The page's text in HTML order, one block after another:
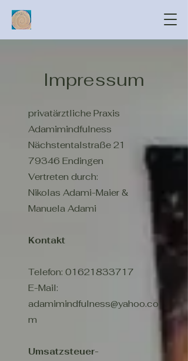
Impressum
privatärztliche Praxis
Adamimindfulness
Nächstentalstraße 21
79346 Endingen
Vertreten durch:
Nikolas Adami-Maier &
Manuela Adami
Kontakt
Telefon: 01621833717
E-Mail:
adamimindfulness@yahoo.co
m
Umsatzsteuer-